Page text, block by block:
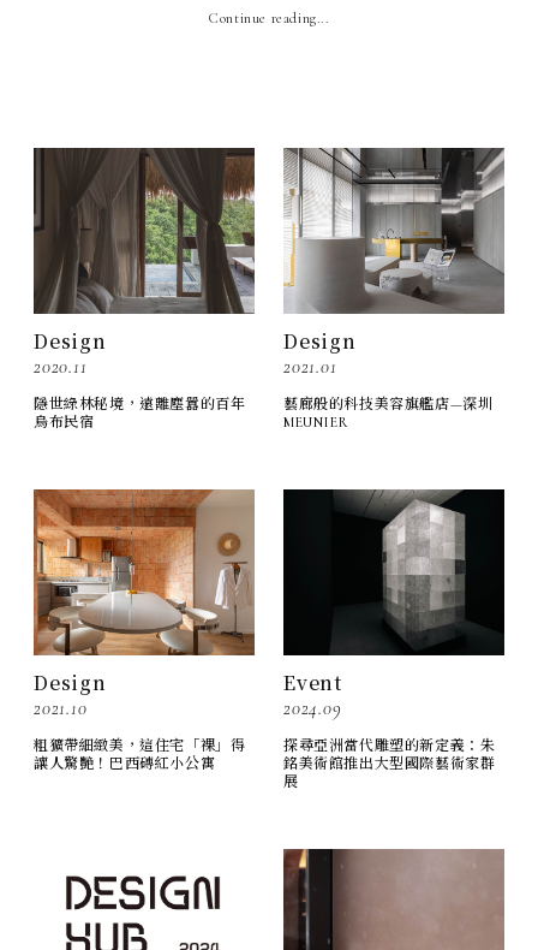
Continue reading...
Design
2020.11
隱世綠林秘境，遠離塵囂的百年
烏布民宿
Design
2021.01
藝廊般的科技美容旗艦店—深圳
MEUNIER
Design
2021.10
粗獷帶細緻美，這住宅「裸」得
讓人驚艷！巴西磚紅小公寓
Event
2024.09
探尋亞洲當代雕塑的新定義：朱
銘美術館推出大型國際藝術家群
展